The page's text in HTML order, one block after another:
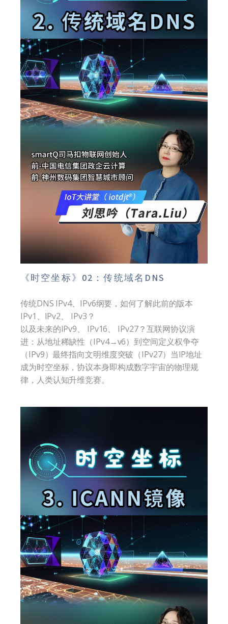
《时空坐标》02：传统域名DNS
传统DNS IPv4、IPv6纲要，如何了解此前的版本
IPv1、IPv2、 IPv3？
以及未来的IPv9、 IPv16、 IPv27？互联网协议演
进：从地址稀缺性（IPv4→v6）到空间定义权争夺
（IPv9）最终指向文明维度突破（IPv27）当IP地址
成为时空坐标，协议本身即构成数字宇宙的物理规
律，人类认知升维竞赛。